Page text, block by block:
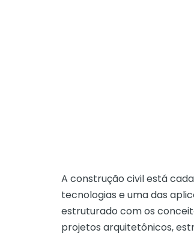
A construção civil está
tecnologias e uma das
estruturado com os
projetos arquitetônicos,